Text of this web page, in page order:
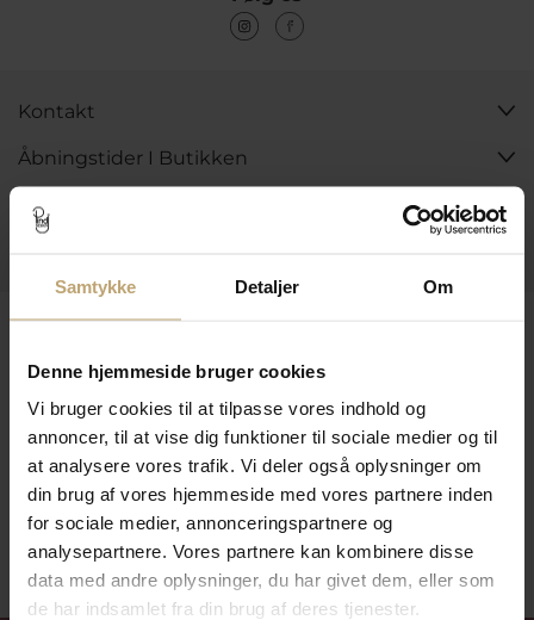
Samtykke Detaljer Om
Denne hjemmeside bruger cookies
Vi bruger cookies til at tilpasse vores indhold og
annoncer, til at vise dig funktioner til sociale medier og til
at analysere vores trafik. Vi deler også oplysninger om
din brug af vores hjemmeside med vores partnere inden
for sociale medier, annonceringspartnere og
analysepartnere. Vores partnere kan kombinere disse
data med andre oplysninger, du har givet dem, eller som
de har indsamlet fra din brug af deres tjenester.
Kontakt
Åbningstider I Butikken
Information
Leveringsmuligheder
Betalingsmuligheder
Sikker Og Tryg E-Handel